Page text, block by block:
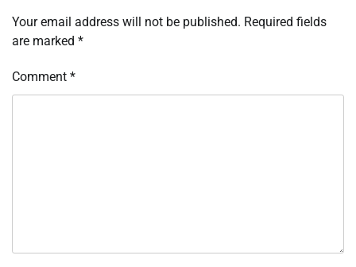
Your email address will not be published. Required fields
are marked *
Comment *